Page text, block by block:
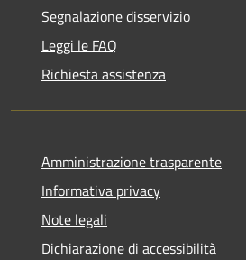
Segnalazione disservizio
Leggi le FAQ
Richiesta assistenza
Amministrazione trasparente
Informativa privacy
Note legali
Dichiarazione di accessibilità